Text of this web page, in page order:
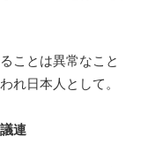
ことは異常なこと
れ日本人として。
連